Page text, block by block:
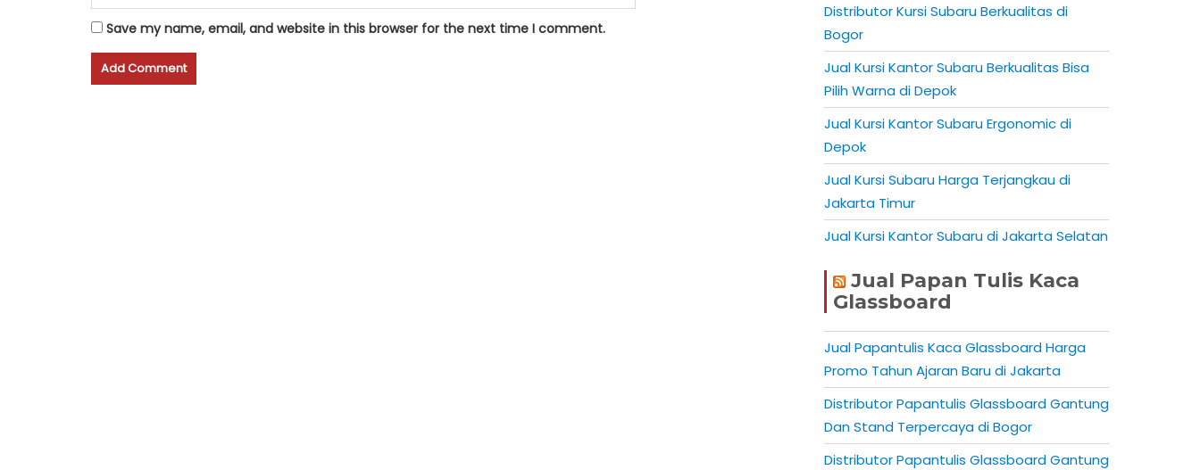
Save my name, email, and website in this browser for the next time I comment.
Distributor Kursi Subaru Berkualitas di
Bogor
Jual Kursi Kantor Subaru Berkualitas Bisa
Pilih Warna di Depok
Jual Kursi Kantor Subaru Ergonomic di
Depok
Jual Kursi Subaru Harga Terjangkau di
Jakarta Timur
Jual Kursi Kantor Subaru di Jakarta Selatan
Jual Papan Tulis Kaca
Glassboard
Jual Papantulis Kaca Glassboard Harga
Promo Tahun Ajaran Baru di Jakarta
Distributor Papantulis Glassboard Gantung
Dan Stand Terpercaya di Bogor
Distributor Papantulis Glassboard Gantung